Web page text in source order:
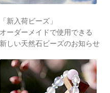
「新入荷ビーズ」
オーダーメイドで使用できる
新しい天然石ビーズのお知らせ